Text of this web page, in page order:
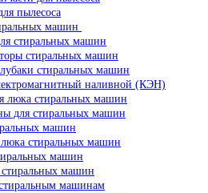
пылесоса
машин
стиральных машин
стиральных машин
стиральных машин
наливной (КЭН)
люка стиральных машин
для стиральных машин
машин
стиральных машин
машин
машин
машинам